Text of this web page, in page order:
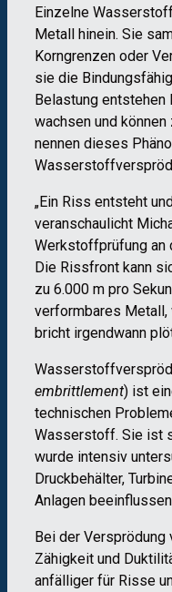
Einzelne
Metall hinein. Sie
Korngrenzen oder
sie die
Belastung
wachsen und können
nennen dieses
„Ein Riss entsteht
veranschaulicht
Werkstoffprüfung an
Die Rissfront kann
zu 6.000 m pro
verformbares Metall,
bricht irgendwann
embrittlement) ist
technischen
Wasserstoff. Sie ist
wurde intensiv
Druckbehälter,
Anlagen beeinflussen
Bei der
Zähigkeit und
anfälliger für Risse